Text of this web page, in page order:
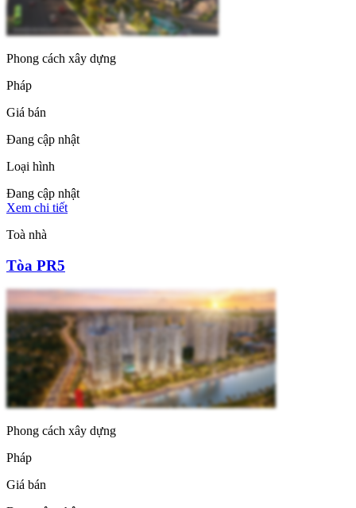
Phong cách xây dựng
Pháp
Giá bán
Đang cập nhật
Loại hình
Đang cập nhật
Xem chi tiết
Toà nhà
Tòa PR5
Phong cách xây dựng
Pháp
Giá bán